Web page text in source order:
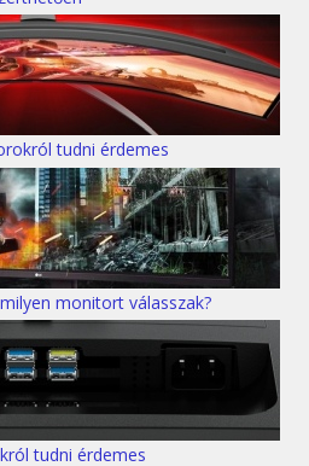
tudni érdemes
monitort válasszak?
tudni érdemes